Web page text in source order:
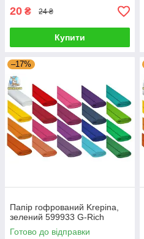
20 ₴ 24 ₴
Купити
–17%
Папір гофрований Krepina,
зелений 599933 G-Rich
Готово до відправки